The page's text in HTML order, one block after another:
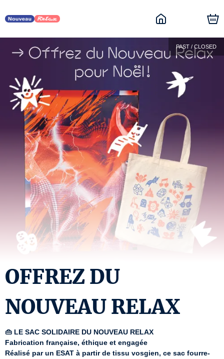
PAST / CLOSED
OFFREZ DU
NOUVEAU RELAX
👜 LE SAC SOLIDAIRE DU NOUVEAU RELAX
Fabrication française, éthique et engagée
Réalisé par un ESAT à partir de tissu vosgien, ce sac fourre-